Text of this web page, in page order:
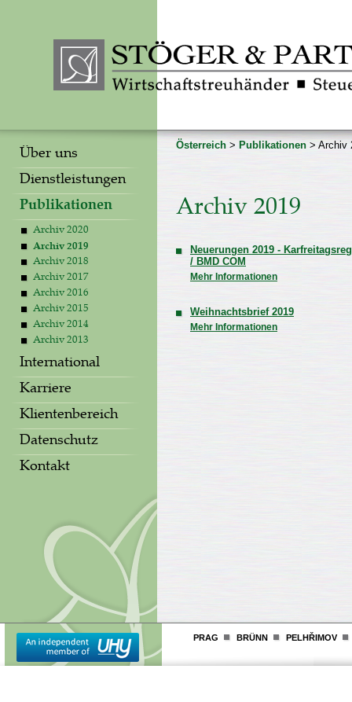
Über uns
Dienstleistungen
Publikationen
Archiv 2020
Archiv 2019
Archiv 2018
Archiv 2017
Archiv 2016
Archiv 2015
Archiv 2014
Archiv 2013
International
Karriere
Klientenbereich
Datenschutz
Kontakt
Österreich > Publikationen > Archiv
Archiv 2019
Neuerungen 2019 -
/ BMD COM
Mehr Informationen
Weihnachtsbrief 2019
Mehr Informationen
PRAG BRÜNN PELHŘIMOV